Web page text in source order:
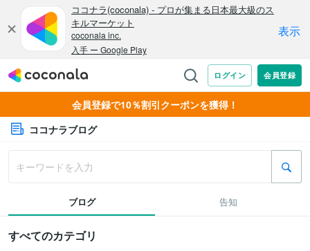
会員登録で10％割引クーポンを獲得！
ココナラブログ
ブログ 告知
すべてのカテゴリ